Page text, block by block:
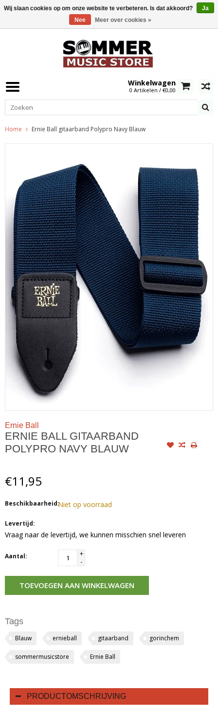
Winkelwagen
0 Artikelen / €0,00
Home Ernie Ball gitaarband Polypro Navy Blauw
Ernie Ball
ERNIE BALL GITAARBAND
POLYPRO NAVY BLAUW
€11,95
Beschikbaarheid:Niet op voorraad
Levertijd:
Vraag naar de levertijd, we kunnen misschien snel leveren
Aantal:
+
-
TOEVOEGEN AAN WINKELWAGEN
Tags
Blauw ernieball gitaarband gorinchem
sommermusicstore Ernie Ball
PRODUCTOMSCHRIJVING
Wij slaan cookies op om onze website te verbeteren. Is dat akkoord?
Ja
Nee
Meer over cookies »